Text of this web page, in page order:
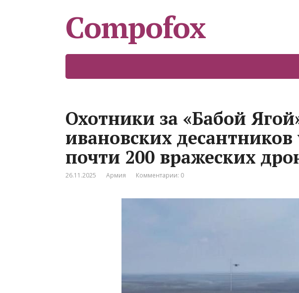
Compofox
Охотники за «Бабой
ивановских
почти 200 вражеских
26.11.2025 Армия Комментарии: 0